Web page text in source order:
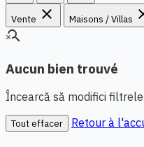
Vente close Maisons / Villas
search_off
Aucun bien trouvé
Încearcă să modifici
Tout effacer Retour à